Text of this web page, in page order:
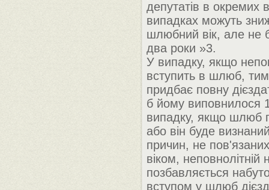
депутатів в окремих
випадках можуть
шлюбний вік, але не
два роки »3.
У випадку, якщо
вступить в шлюб,
придбає повну
б йому виповнилося
випадку, якщо шлюб
або він буде
причин, не
віком, неповнолітній
позбавляється
вступом у шлюб